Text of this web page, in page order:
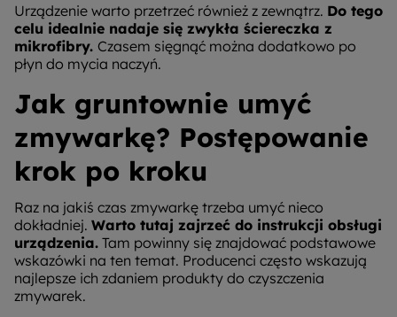
Urządzenie warto przetrzeć również z zewnątrz. Do tego
celu idealnie nadaje się zwykła ściereczka z
mikrofibry. Czasem sięgnąć można dodatkowo po
płyn do mycia naczyń.
Jak gruntownie umyć
zmywarkę? Postępowanie
krok po kroku
Raz na jakiś czas zmywarkę trzeba umyć nieco
dokładniej. Warto tutaj zajrzeć do instrukcji obsługi
urządzenia. Tam powinny się znajdować podstawowe
wskazówki na ten temat. Producenci często wskazują
najlepsze ich zdaniem produkty do czyszczenia
zmywarek.